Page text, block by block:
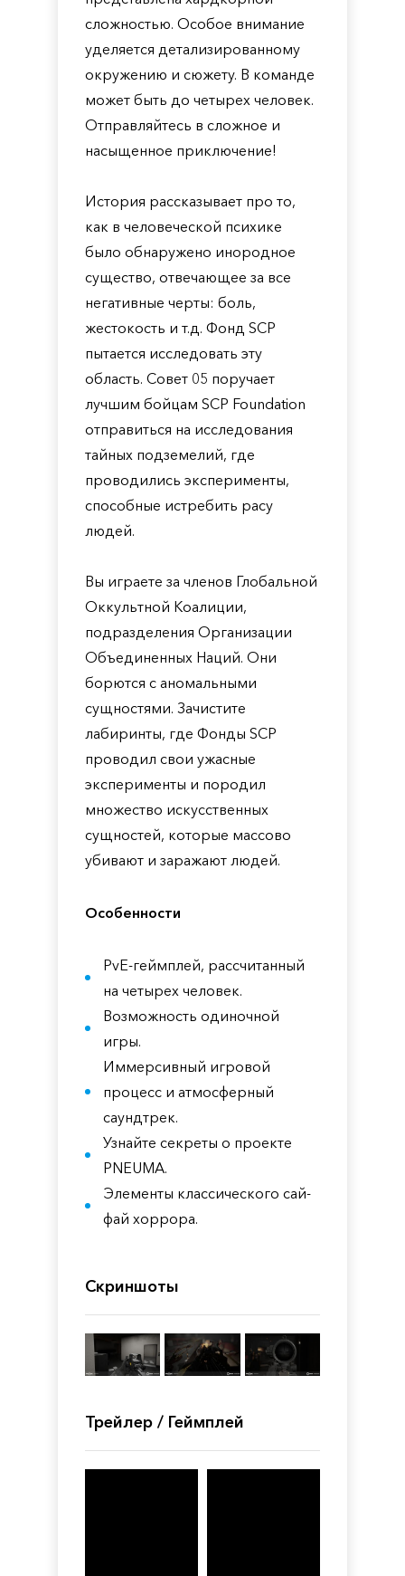
сложностью. Особое внимание
уделяется детализированному
окружению и сюжету. В команде
может быть до четырех человек.
Отправляйтесь в сложное и
насыщенное приключение!
История рассказывает про то,
как в человеческой психике
было обнаружено инородное
существо, отвечающее за все
негативные черты: боль,
жестокость и т.д. Фонд SCP
пытается исследовать эту
область. Совет 05 поручает
лучшим бойцам SCP Foundation
отправиться на исследования
тайных подземелий, где
проводились эксперименты,
способные истребить расу
людей.
Вы играете за членов Глобальной
Оккультной Коалиции,
подразделения Организации
Объединенных Наций. Они
борются с аномальными
сущностями. Зачистите
лабиринты, где Фонды SCP
проводил свои ужасные
эксперименты и породил
множество искусственных
сущностей, которые массово
убивают и заражают людей.
Особенности
PvE-геймплей, рассчитанный
на четырех человек.
Возможность одиночной
игры.
Иммерсивный игровой
процесс и атмосферный
саундтрек.
Узнайте секреты о проекте
PNEUMA.
Элементы классического сай-
фай хоррора.
Скриншоты
Трейлер / Геймплей